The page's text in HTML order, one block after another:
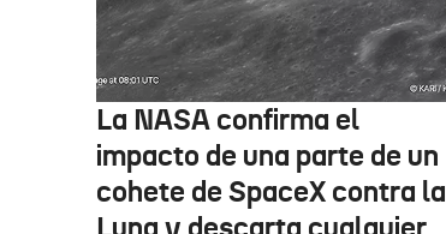
La NASA confirma el
impacto de una parte de un
cohete de SpaceX contra la